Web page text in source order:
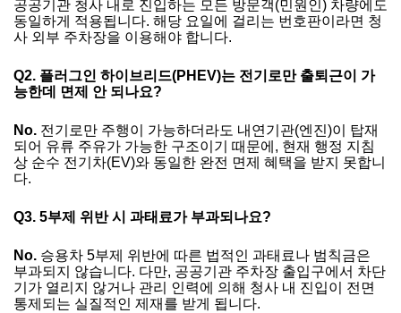
공공기관 청사 내로 진입하는 모든 방문객(민원인) 차량에도
동일하게 적용됩니다. 해당 요일에 걸리는 번호판이라면 청
사 외부 주차장을 이용해야 합니다.
Q2. 플러그인 하이브리드(PHEV)는 전기로만 출퇴근이 가
능한데 면제 안 되나요?
No. 전기로만 주행이 가능하더라도 내연기관(엔진)이 탑재
되어 유류 주유가 가능한 구조이기 때문에, 현재 행정 지침
상 순수 전기차(EV)와 동일한 완전 면제 혜택을 받지 못합니
다.
Q3. 5부제 위반 시 과태료가 부과되나요?
No. 승용차 5부제 위반에 따른 법적인 과태료나 범칙금은
부과되지 않습니다. 다만, 공공기관 주차장 출입구에서 차단
기가 열리지 않거나 관리 인력에 의해 청사 내 진입이 전면
통제되는 실질적인 제재를 받게 됩니다.